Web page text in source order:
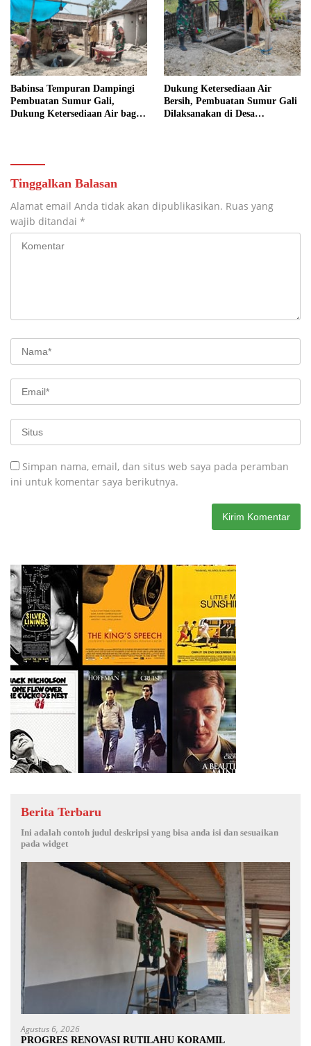
BAKTI
Babinsa Tempuran Dampingi
Pembuatan Sumur Gali,
Dukung Ketersediaan Air bagi
Dukung Ketersediaan Air
Bersih, Pembuatan Sumur Gali
Dilaksanakan di Desa
Tinggalkan Balasan
Alamat email Anda tidak akan dipublikasikan. Ruas yang
wajib ditandai *
Simpan nama, email, dan situs web saya pada peramban
ini untuk komentar saya berikutnya.
Berita Terbaru
Ini adalah contoh judul deskripsi yang bisa anda isi dan sesuaikan
pada widget
Agustus 6, 2026
PROGRES RENOVASI RUTILAHU KORAMIL